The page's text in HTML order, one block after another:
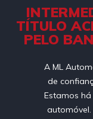
TÍTULO
PELO
A ML
de
Estamos